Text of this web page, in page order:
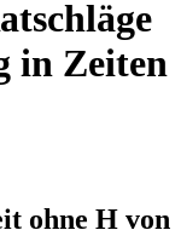
in Zeiten
ohne H von